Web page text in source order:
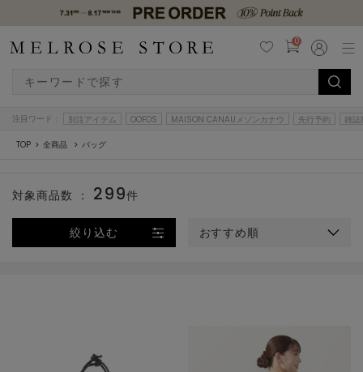
0
注目ワード： 別注アイテム OOFOS MAISON CANAUメゾンカナウ 先行予約 雑誌
TOP 全商品 バッグ
絞り込む おすすめ順
対象商品数 ： 299件